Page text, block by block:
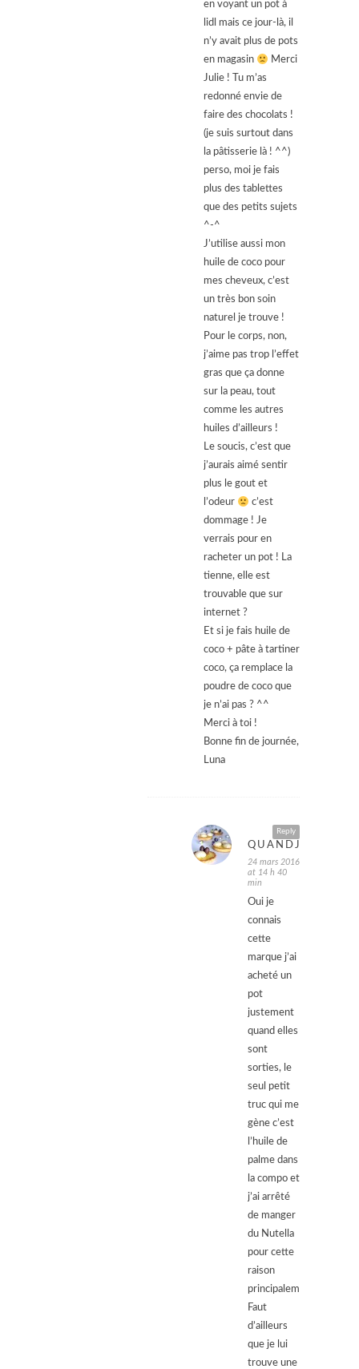
en voyant un pot à
lidl mais ce jour-là, il
n’y avait plus de pots
en magasin
Merci
Julie ! Tu m’as
redonné envie de
faire des chocolats !
(je suis surtout dans
la pâtisserie là ! ^^)
perso, moi je fais
plus des tablettes
que des petits sujets
^-^
J’utilise aussi mon
huile de coco pour
mes cheveux, c’est
un très bon soin
naturel je trouve !
Pour le corps, non,
j’aime pas trop l’effet
gras que ça donne
sur la peau, tout
comme les autres
huiles d’ailleurs !
Le soucis, c’est que
j’aurais aimé sentir
plus le gout et
l’odeur
c’est
dommage ! Je
verrais pour en
racheter un pot ! La
tienne, elle est
trouvable que sur
internet ?
Et si je fais huile de
coco + pâte à tartiner
coco, ça remplace la
poudre de coco que
je n’ai pas ? ^^
Merci à toi !
Bonne fin de journée,
Luna
Reply
24 mars 2016
at 14 h 40
min
Oui je
connais
cette
marque j’ai
acheté un
pot
justement
quand elles
sont
sorties, le
seul petit
truc qui me
gène c’est
l’huile de
palme dans
la compo et
j’ai arrêté
de manger
du Nutella
pour cette
raison
principalement.
Faut
d’ailleurs
que je lui
trouve une